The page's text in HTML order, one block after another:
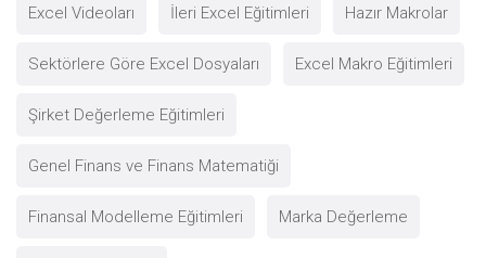
Excel Videoları İleri Excel Eğitimleri Hazır Makrolar
Sektörlere Göre Excel Dosyaları Excel Makro Eğitimleri
Şirket Değerleme Eğitimleri
Genel Finans ve Finans Matematiği
Finansal Modelleme Eğitimleri Marka Değerleme